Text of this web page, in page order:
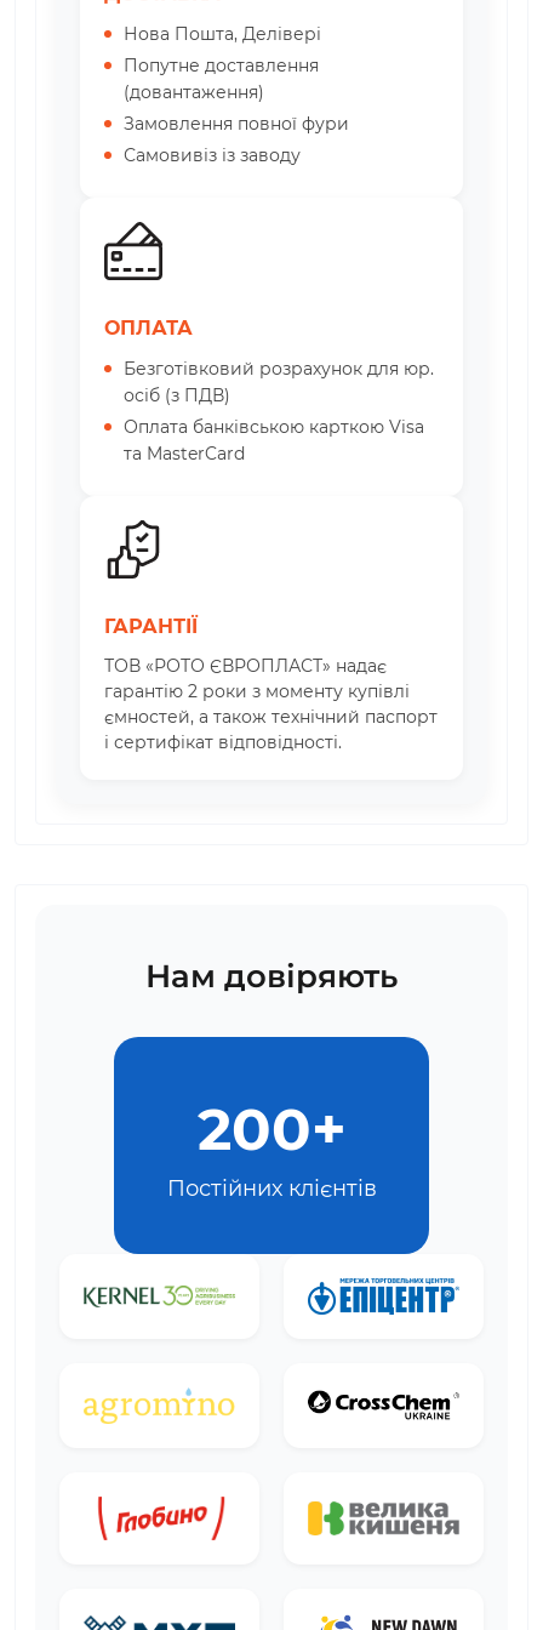
Нова Пошта, Делівері
Попутне доставлення
(довантаження)
Замовлення повної фури
Самовивіз із заводу
ОПЛАТА
Безготівковий розрахунок для юр.
осіб (з ПДВ)
Оплата банківською карткою Visa
та MasterCard
ГАРАНТІЇ
ТОВ «РОТО ЄВРОПЛАСТ» надає
гарантію 2 роки з моменту купівлі
ємностей, а також технічний паспорт
і сертифікат відповідності.
Нам довіряють
200+
Постійних клієнтів